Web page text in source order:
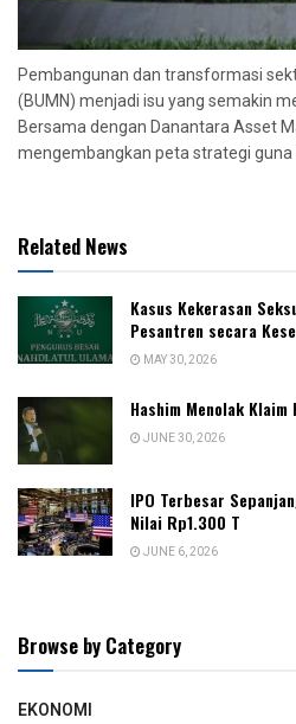
Pembangunan dan transformasi
(BUMN) menjadi isu yang semakin
Bersama dengan Danantara Asset
mengembangkan peta strategi guna
Related News
Kasus Kekerasan
Pesantren secara
MAY 30, 2026
Hashim Menolak
JUNE 30, 2026
IPO Terbesar
Nilai Rp1.300 T
JUNE 6, 2026
Browse by Category
EKONOMI